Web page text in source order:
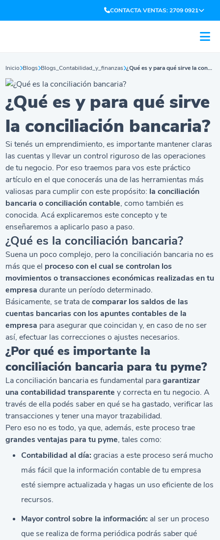
CONTACTA VENTAS: 2709 0921
Inicio Blogs Blogs_Contabilidad_y_finanzas ¿Qué es y para qué sirve la conciliación bancaria?
¿Qué es y para qué sirve
la conciliación bancaria?
Si tenés un emprendimiento, es importante mantener claras
las cuentas y llevar un control riguroso de las operaciones
de tu negocio. Por eso traemos para vos este práctico
artículo en el que conocerás una de las herramientas más
valiosas para cumplir con este propósito: la conciliación
bancaria o conciliación contable, como también es
conocida. Acá explicaremos este concepto y te
enseñaremos a aplicarlo paso a paso.
¿Qué es la conciliación bancaria?
Suena un poco complejo, pero la conciliación bancaria no es
más que el proceso con el cual se controlan los
movimientos o transacciones económicas realizadas en tu
empresa durante un período determinado.
Básicamente, se trata decomparar los saldos de las
cuentas bancarias con los apuntes contables de la
empresa para asegurar que coincidan y, en caso de no ser
así, efectuar las correcciones o ajustes necesarios.
¿Por qué es importante la
conciliación bancaria para tu pyme?
La conciliación bancaria es fundamental paragarantizar
una contabilidad transparente y correcta en tu negocio. A
través de ella podés saber en qué se ha gastado, verificar las
transacciones y tener una mayor trazabilidad.
Pero eso no es todo, ya que, además, este proceso trae
grandes ventajas para tu pyme, tales como:
Contabilidad al día: gracias a este proceso será mucho
más fácil que la información contable de tu empresa
esté siempre actualizada y hagas un uso eficiente de los
recursos.
Mayor control sobre la información: al ser un proceso
que se realiza de forma periódica podrás saber qué